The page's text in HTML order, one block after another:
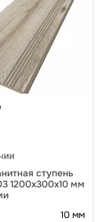
ступень
1200x300x10 мм
10 мм